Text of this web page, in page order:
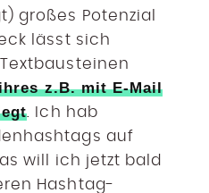
großes Potenzial
lässt sich
z.B. mit E-Mail
. Ich hab
auf
will ich jetzt bald
Hashtag-